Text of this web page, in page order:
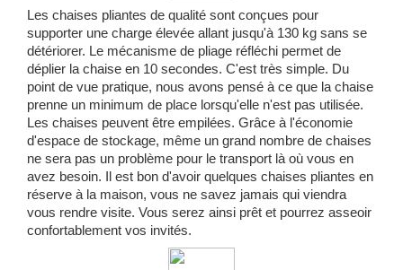
Les chaises pliantes de qualité sont conçues pour
supporter une charge élevée allant jusqu'à 130 kg sans se
détériorer. Le mécanisme de pliage réfléchi permet de
déplier la chaise en 10 secondes. C'est très simple. Du
point de vue pratique, nous avons pensé à ce que la chaise
prenne un minimum de place lorsqu'elle n'est pas utilisée.
Les chaises peuvent être empilées. Grâce à l'économie
d'espace de stockage, même un grand nombre de chaises
ne sera pas un problème pour le transport là où vous en
avez besoin. Il est bon d'avoir quelques chaises pliantes en
réserve à la maison, vous ne savez jamais qui viendra
vous rendre visite. Vous serez ainsi prêt et pourrez asseoir
confortablement vos invités.